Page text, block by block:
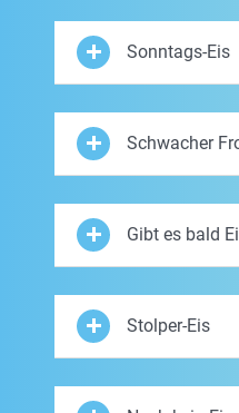
Sonntags-Eis
Schwacher
Gibt es bald
Stolper-Eis